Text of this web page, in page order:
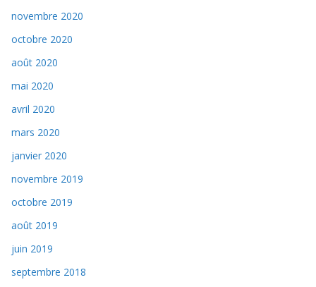
novembre 2020
octobre 2020
août 2020
mai 2020
avril 2020
mars 2020
janvier 2020
novembre 2019
octobre 2019
août 2019
juin 2019
septembre 2018